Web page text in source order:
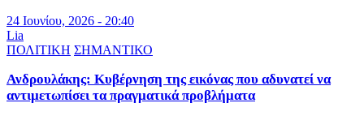
24 Ιουνίου, 2026 - 20:40
Lia
ΠΟΛΙΤΙΚΗ ΣΗΜΑΝΤΙΚΟ
Ανδρουλάκης: Κυβέρνηση της εικόνας που αδυνατεί να
αντιμετωπίσει τα πραγματικά προβλήματα